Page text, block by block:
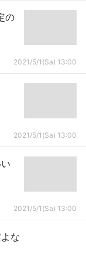
の
2021/5/1(Sa) 13:00
2021/5/1(Sa) 13:00
2021/5/1(Sa) 13:00
な